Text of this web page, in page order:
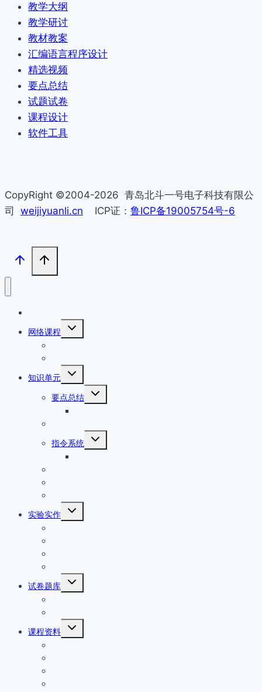
教学大纲
教学研讨
教材教案
汇编语言程序设计
精选视频
要点总结
试题试卷
课程设计
软件工具
CopyRight ©2004-2026 青岛北斗一号电子科技有限公
司 weijiyuanli.cn ICP证： 鲁ICP备19005754号-6
网络课程
切
换
单
知识单元
切
换
子
菜
单
要点总结
切
换
单
指令系统
切
换
实验实作
切
换
试卷题库
切
换
单
课程资料
切
换